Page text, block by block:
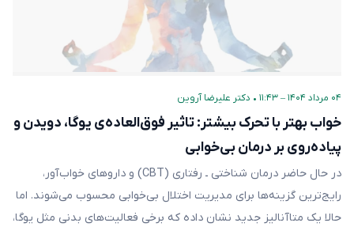
۰۴ مرداد ۱۴۰۴ – ۱۱:۴۳ • دکتر علیرضا آروین
خواب بهتر با تحرک بیشتر: تاثیر فوق‌العاده‌ی یوگا، دویدن و
پیاده‌روی بر درمان بی‌خوابی
در حال حاضر درمان شناختی‌ ـ رفتاری (CBT) و داروهای خواب‌آور،
رایج‌ترین گزینه‌ها برای مدیریت اختلال بی‌خوابی محسوب می‌شوند. اما
حالا یک متاآنالیز جدید نشان داده که برخی فعالیت‌های بدنی مثل یوگا،